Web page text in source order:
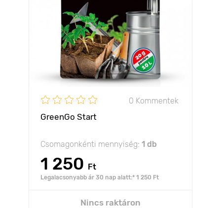
0 Kommentek
GreenGo Start
Csomagonkénti mennyiség: 1 db
1 250 Ft
Legalacsonyabb ár 30 nap alatt:* 1 250 Ft
Nincs raktáron